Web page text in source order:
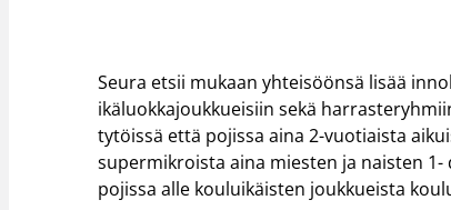
Seura etsii mukaan yhteisöönsä lisää
ikäluokkajoukkueisiin sekä
tytöissä että pojissa aina 2-vuotiaista
supermikroista aina miesten ja naisten
pojissa alle kouluikäisten joukkueista